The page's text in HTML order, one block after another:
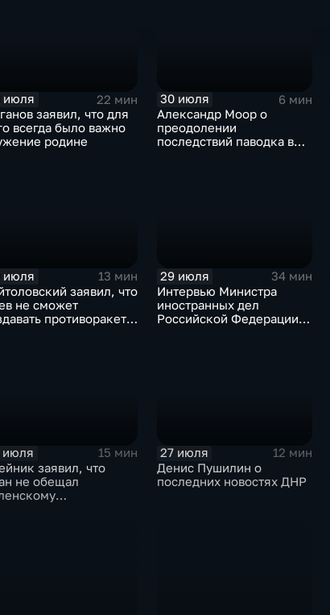
июля
22 мин
заявил, что для
всегда было важно
родине
30 июля
6 мин
Александр Моор о
преодолении
последствий паводка в
июля
13 мин
заявил, что
не сможет
противоракеты
29 июля
34 мин
Интервью Министра
иностранных дел
Российской Федерации,
июля
15 мин
заявил, что
не обещал
27 июля
12 мин
Денис Пушилин о
последних новостях ДНР